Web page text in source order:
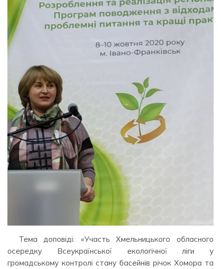
Тема доповіді: «Участь Хмельницького обласного
осередку Всеукраїнської екологічної ліги у
громадському контролі стану басейнів річок Хомора та